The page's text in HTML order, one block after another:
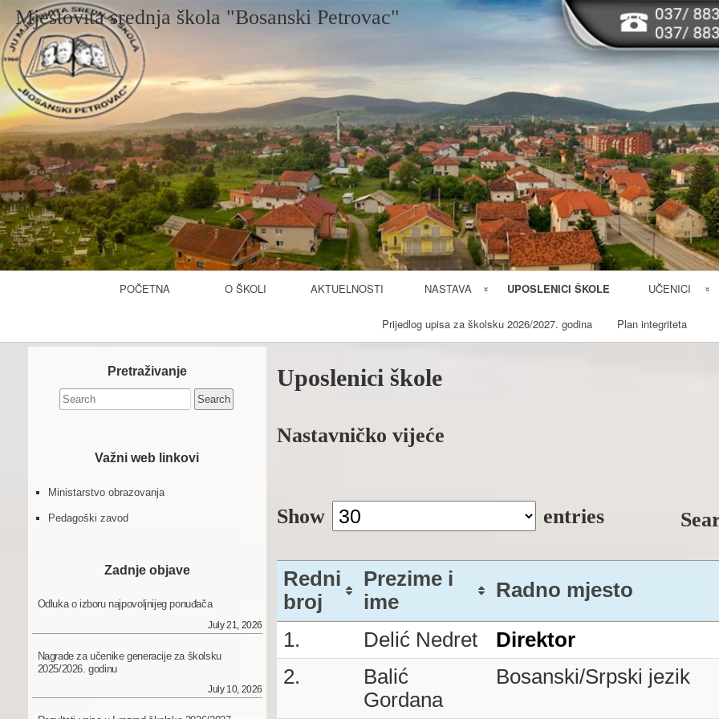
Skip
to
content
Mještovita srednja škola "Bosanski Petrovac"
POČETNA O ŠKOLI AKTUELNOSTI NASTAVA
Smjerovi
nastave
Nastavni materijal
UPOSLENICI ŠKOLE UČENICI
Takmičenja i
smotre
Prijedlog upisa za školsku 2026/2027. godina Plan integriteta
Uposlenici škole
Nastavničko vijeće
Show entries
Redni
broj
Prezime i
ime
Radno mjesto
Redni
broj
Prezime i
ime
Radno mjesto
1. Delić Nedret
Direktor
2.
Balić
Gordana
Bosanski/Srpski jezik
Pretraživanje
Search
for:
Važni web linkovi
Ministarstvo obrazovanja
Pedagoški zavod
Zadnje objave
Odluka o izboru najpovoljnijeg ponuđača
July 21, 2026
Nagrade za učenike generacije za školsku
2025/2026. godinu
July 10, 2026